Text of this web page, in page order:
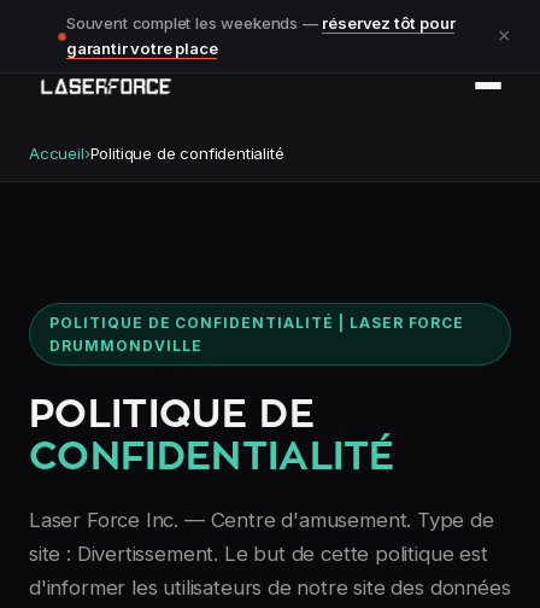
Souvent complet les weekends — réservez tôt pour
garantir votre place
×
Accueil›Politique de confidentialité
POLITIQUE DE CONFIDENTIALITÉ | LASER FORCE
DRUMMONDVILLE
POLITIQUE DE
CONFIDENTIALITÉ
Laser Force Inc. — Centre d'amusement. Type de
site : Divertissement. Le but de cette politique est
d'informer les utilisateurs de notre site des données